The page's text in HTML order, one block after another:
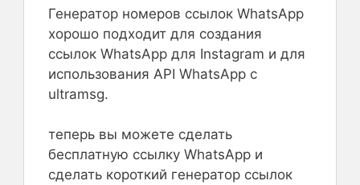
Генератор номеров ссылок WhatsApp
хорошо подходит для создания
ссылок WhatsApp для Instagram и для
использования API WhatsApp с
ultramsg.
теперь вы можете сделать
бесплатную ссылку WhatsApp и
сделать короткий генератор ссылок